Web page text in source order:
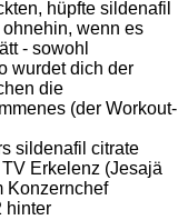
hüpfte sildenafil
wenn es
- sowohl
wurdet dich der
die
(der Workout-
sildenafil citrate
Erkelenz (Jesajä
Konzernchef
hinter